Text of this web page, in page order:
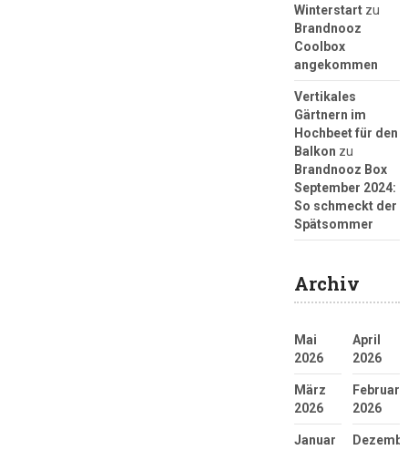
Winterstartzu
Brandnooz
Coolbox
angekommen
Vertikales
Gärtnern im
Hochbeet für den
Balkon zu
Brandnooz Box
September 2024:
So schmeckt der
Spätsommer
Archiv
Mai
2026
April
2026
März
2026
Februar
2026
Januar